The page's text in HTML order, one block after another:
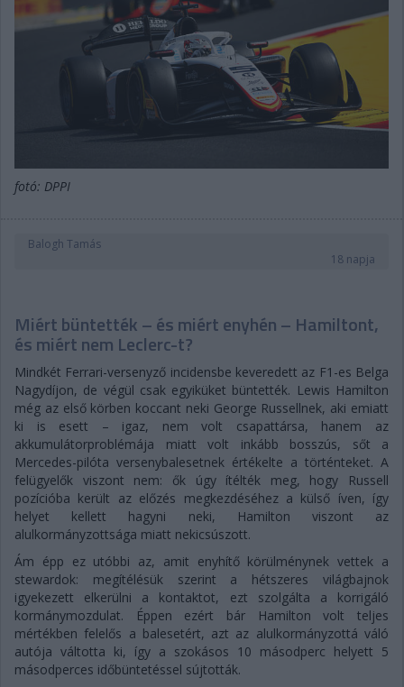
fotó: DPPI
Balogh Tamás
18 napja
Miért büntették – és miért enyhén – Hamiltont,
és miért nem Leclerc-t?
Mindkét Ferrari-versenyző incidensbe keveredett az F1-es Belga
Nagydíjon, de végül csak egyiküket büntették. Lewis Hamilton
még az első körben koccant neki George Russellnek, aki emiatt
ki is esett – igaz, nem volt csapattársa, hanem az
akkumulátorproblémája miatt volt inkább bosszús, sőt a
Mercedes-pilóta versenybalesetnek értékelte a történteket. A
felügyelők viszont nem: ők úgy ítélték meg, hogy Russell
pozícióba került az előzés megkezdéséhez a külső íven, így
helyet kellett hagyni neki, Hamilton viszont az
alulkormányzottsága miatt nekicsúszott.
Ám épp ez utóbbi az, amit enyhítő körülménynek vettek a
stewardok: megítélésük szerint a hétszeres világbajnok
igyekezett elkerülni a kontaktot, ezt szolgálta a korrigáló
kormánymozdulat. Éppen ezért bár Hamilton volt teljes
mértékben felelős a balesetért, azt az alulkormányzottá váló
autója váltotta ki, így a szokásos 10 másodperc helyett 5
másodperces időbüntetéssel sújtották.